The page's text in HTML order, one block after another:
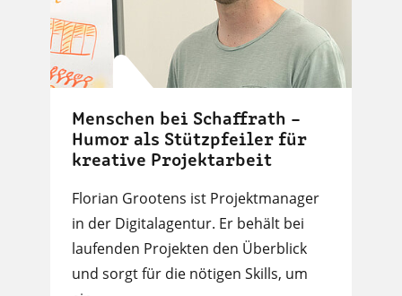
Menschen bei Schaffrath –
Humor als Stützpfeiler für
kreative Projektarbeit
Florian Grootens ist Projektmanager
in der Digitalagentur. Er behält bei
laufenden Projekten den Überblick
und sorgt für die nötigen Skills, um